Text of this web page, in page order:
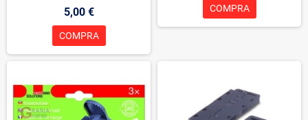
5,00 €
COMPRA
COMPRA